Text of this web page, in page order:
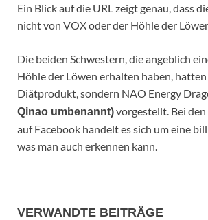
Ein Blick auf die URL zeigt genau, dass
nicht von VOX oder der Höhle der
Die beiden Schwestern, die angeblich
Höhle der Löwen erhalten haben,
Diätprodukt, sondern NAO Energy
Qinao umbenannt)vorgestellt. Bei
auf Facebook handelt es sich um eine
was man auch erkennen kann.
VERWANDTE BEITRÄGE